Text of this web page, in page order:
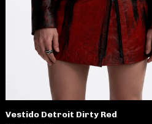
Vestido Detroit Dirty Red